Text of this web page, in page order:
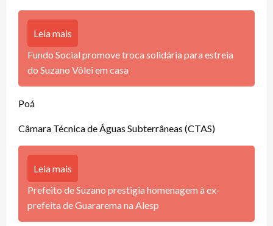
Leia mais
Fundo Social promove troca solidária para estreia
do Suzano Vôlei em casa
Poá
Câmara Técnica de Águas Subterrâneas (CTAS)
Leia mais
Prefeito de Suzano prestigia homenagem à ex-
prefeita de Guararema na Alesp